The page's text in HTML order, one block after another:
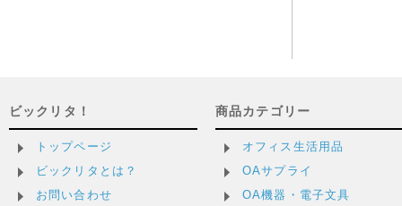
ビックリタ！
トップページ
ビックリタとは？
お問い合わせ
商品カテゴリー
オフィス生活用品
OAサプライ
OA機器・電子文具